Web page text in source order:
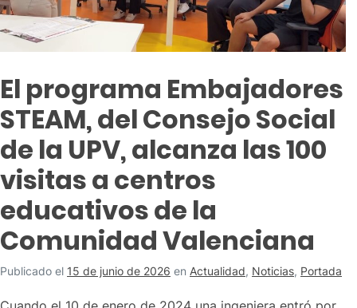
El programa Embajadores
STEAM, del Consejo Social
de la UPV, alcanza las 100
visitas a centros
educativos de la
Comunidad Valenciana
Publicado el 15 de junio de 2026 en Actualidad, Noticias, Portada